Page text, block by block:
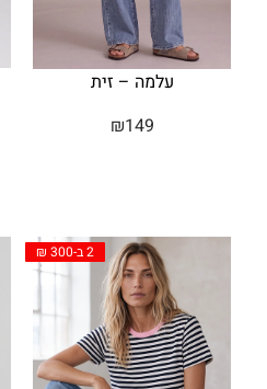
עלמה – זית
₪149
2 ב-300 ₪